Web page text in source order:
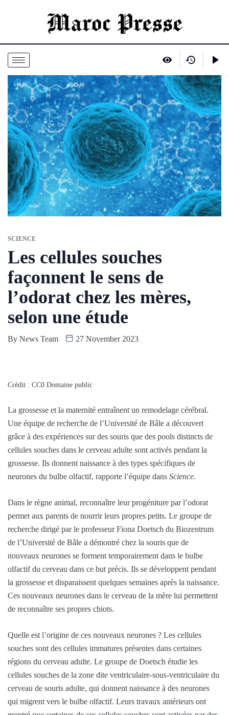
SCIENCE
Les cellules souches
façonnent le sens de
l’odorat chez les mères,
selon une étude
By News Team 27 November 2023
Crédit : CC0 Domaine public
La grossesse et la maternité entraînent un remodelage cérébral.
Une équipe de recherche de l’Université de Bâle a découvert
grâce à des expériences sur des souris que des pools distincts de
cellules souches dans le cerveau adulte sont activés pendant la
grossesse. Ils donnent naissance à des types spécifiques de
neurones du bulbe olfactif, rapporte l’équipe dans Science.
Dans le règne animal, reconnaître leur progéniture par l’odorat
permet aux parents de nourrir leurs propres petits. Le groupe de
recherche dirigé par le professeur Fiona Doetsch du Biozentrum
de l’Université de Bâle a démontré chez la souris que de
nouveaux neurones se forment temporairement dans le bulbe
olfactif du cerveau dans ce but précis. Ils se développent pendant
la grossesse et disparaissent quelques semaines après la naissance.
Ces nouveaux neurones dans le cerveau de la mère lui permettent
de reconnaître ses propres chiots.
Quelle est l’origine de ces nouveaux neurones ? Les cellules
souches sont des cellules immatures présentes dans certaines
régions du cerveau adulte. Le groupe de Doetsch étudie les
cellules souches de la zone dite ventriculaire-sous-ventriculaire du
cerveau de souris adulte, qui donnent naissance à des neurones
qui migrent vers le bulbe olfactif. Leurs travaux antérieurs ont